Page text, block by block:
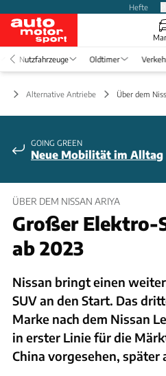
Hefte
Nutzfahrzeuge Oldtimer
Alternative Antriebe Über dem
GOING GREEN
Neue Mobilität im Alltag
ÜBER DEM NISSAN ARIYA
Großer Elektro-
ab 2023
Nissan bringt einen
SUV an den Start. Das
Marke nach dem Nissan
in erster Linie für die
China vorgesehen, später